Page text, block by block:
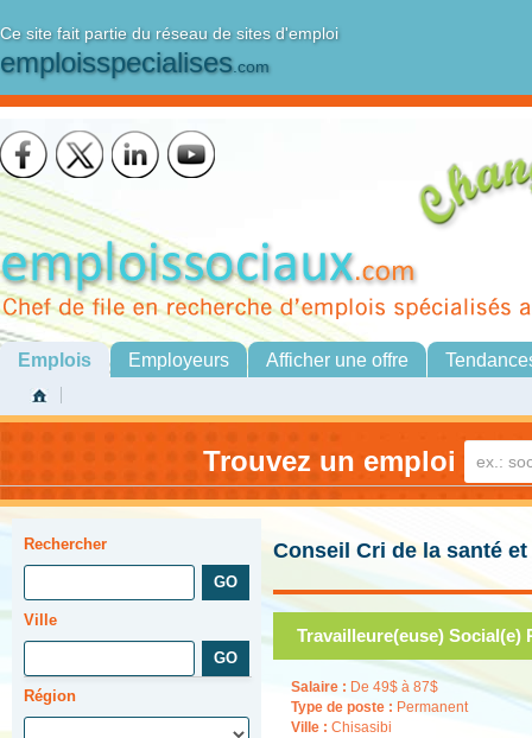
Ce site fait partie du réseau de sites d'emploi
emploisspecialises.com
Emplois Employeurs Afficher une offre
Trouvez un emploi
Rechercher
Ville
Région
Conseil Cri de la santé
Travailleure(euse) Social(e)
Salaire : De 49$ à 87$
Type de poste : Permanent
Ville : Chisasibi